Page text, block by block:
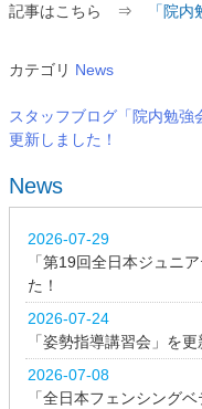
記事はこちら ⇒ 「院内
カテゴリ News
スタッフブログ「院内勉強
更新しました！
News
2026-07-29
「第19回全日本ジュニ
た！
2026-07-24
「姿勢指導講習会」を更
2026-07-08
「全日本フェンシング